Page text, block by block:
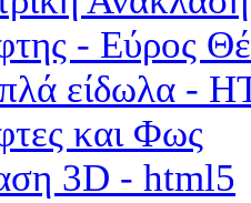
- Εύρος
είδωλα -
και Φως
3D - html5